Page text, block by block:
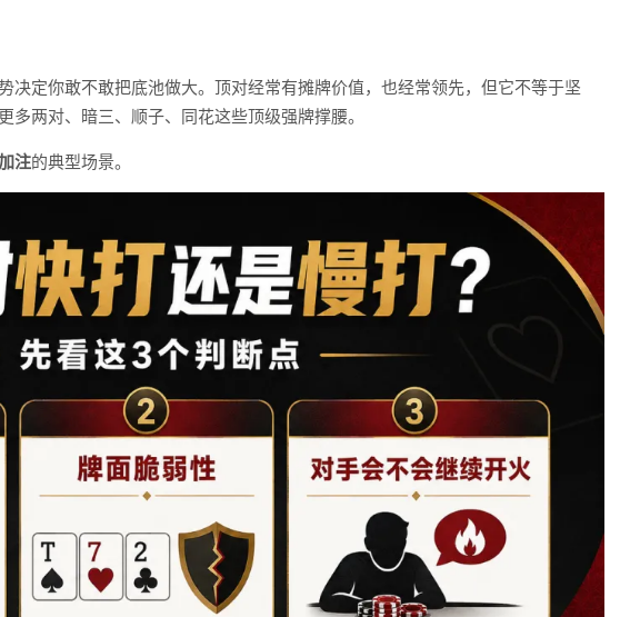
决定你敢不敢把底池做大。顶对经常有摊牌价值，也经常领先，但它不等于坚
两对、暗三、顺子、同花这些顶级强牌撑腰。
注的典型场景。